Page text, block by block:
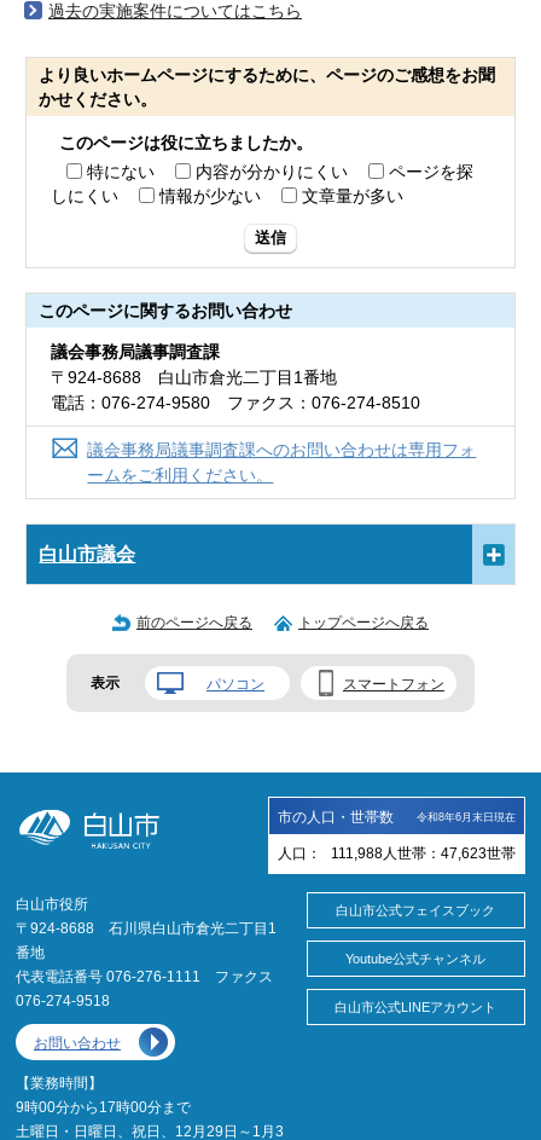
過去の実施案件についてはこちら
より良いホームページにするために、ページのご感想をお聞
かせください。
このページは役に立ちましたか。
特にない
内容が分かりにくい
ページを探
しにくい
情報が少ない 文章量が多い
送信
このページに関するお問い合わせ
議会事務局議事調査課
〒924-8688 白山市倉光二丁目1番地
電話：076-274-9580 ファクス：076-274-8510
議会事務局議事調査課へのお問い合わせは専用フォ
ームをご利用ください。
白山市議会
前のページへ戻る トップページへ戻る
表示 パソコン スマートフォン
市の人口・世帯数 令和8年6月末日現在
人口： 111,988 人 世帯： 47,623世帯
白山市役所
〒924-8688 石川県白山市倉光二丁目1
番地
代表電話番号 076-276-1111 ファクス
076-274-9518
お問い合わせ
【業務時間】
9時00分から17時00分まで
土曜日・日曜日、祝日、12月29日～1月3
白山市公式フェイスブック
Youtube公式チャンネル
白山市公式LINEアカウント